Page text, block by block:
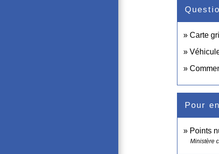
Carte
Pour
Points
Ministère